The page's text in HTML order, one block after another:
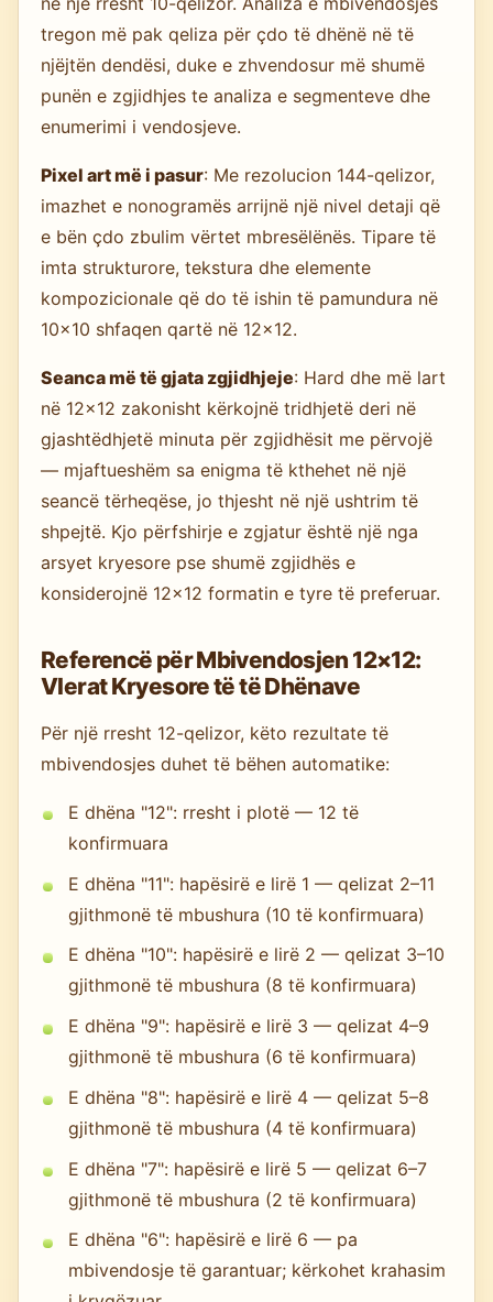
tregon më pak qeliza për çdo të dhënë në të
njëjtën dendësi, duke e zhvendosur më shumë
punën e zgjidhjes te analiza e segmenteve dhe
enumerimi i vendosjeve.
Pixel art më i pasur: Me rezolucion 144-qelizor,
imazhet e nonogramës arrijnë një nivel detaji që
e bën çdo zbulim vërtet mbresëlënës. Tipare të
imta strukturore, tekstura dhe elemente
kompozicionale që do të ishin të pamundura në
10×10 shfaqen qartë në 12×12.
Seanca më të gjata zgjidhjeje: Hard dhe më lart
në 12×12 zakonisht kërkojnë tridhjetë deri në
gjashtëdhjetë minuta për zgjidhësit me përvojë
— mjaftueshëm sa enigma të kthehet në një
seancë tërheqëse, jo thjesht në një ushtrim të
shpejtë. Kjo përfshirje e zgjatur është një nga
arsyet kryesore pse shumë zgjidhës e
konsiderojnë 12×12 formatin e tyre të preferuar.
Referencë për Mbivendosjen 12×12:
Vlerat Kryesore të të Dhënave
Për një rresht 12-qelizor, këto rezultate të
mbivendosjes duhet të bëhen automatike:
E dhëna "12": rresht i plotë — 12 të
konfirmuara
E dhëna "11": hapësirë e lirë 1 — qelizat 2–11
gjithmonë të mbushura (10 të konfirmuara)
E dhëna "10": hapësirë e lirë 2 — qelizat 3–10
gjithmonë të mbushura (8 të konfirmuara)
E dhëna "9": hapësirë e lirë 3 — qelizat 4–9
gjithmonë të mbushura (6 të konfirmuara)
E dhëna "8": hapësirë e lirë 4 — qelizat 5–8
gjithmonë të mbushura (4 të konfirmuara)
E dhëna "7": hapësirë e lirë 5 — qelizat 6–7
gjithmonë të mbushura (2 të konfirmuara)
E dhëna "6": hapësirë e lirë 6 — pa
mbivendosje të garantuar; kërkohet krahasim